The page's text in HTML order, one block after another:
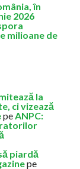
în
2026
milioane de
la
ci vizează
peANPC:
piardă
pe